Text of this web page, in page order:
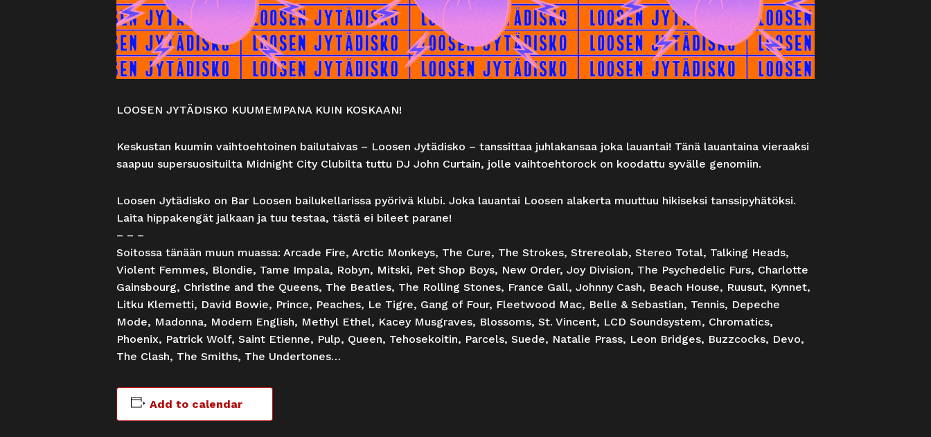
LOOSEN JYTÄDISKO KUUMEMPANA KUIN KOSKAAN!
Keskustan kuumin vaihtoehtoinen bailutaivas – Loosen Jytädisko – tanssittaa juhlakansaa joka lauantai! Tänä lauantaina vieraaksi
saapuu supersuosituilta Midnight City Clubilta tuttu DJ John Curtain, jolle vaihtoehtorock on koodattu syvälle genomiin.
Loosen Jytädisko on Bar Loosen bailukellarissa pyörivä klubi. Joka lauantai Loosen alakerta muuttuu hikiseksi tanssipyhätöksi.
Laita hippakengät jalkaan ja tuu testaa, tästä ei bileet parane!
– – –
Soitossa tänään muun muassa: Arcade Fire, Arctic Monkeys, The Cure, The Strokes, Strereolab, Stereo Total, Talking Heads,
Violent Femmes, Blondie, Tame Impala, Robyn, Mitski, Pet Shop Boys, New Order, Joy Division, The Psychedelic Furs, Charlotte
Gainsbourg, Christine and the Queens, The Beatles, The Rolling Stones, France Gall, Johnny Cash, Beach House, Ruusut, Kynnet,
Litku Klemetti, David Bowie, Prince, Peaches, Le Tigre, Gang of Four, Fleetwood Mac, Belle & Sebastian, Tennis, Depeche
Mode, Madonna, Modern English, Methyl Ethel, Kacey Musgraves, Blossoms, St. Vincent, LCD Soundsystem, Chromatics,
Phoenix, Patrick Wolf, Saint Etienne, Pulp, Queen, Tehosekoitin, Parcels, Suede, Natalie Prass, Leon Bridges, Buzzcocks, Devo,
The Clash, The Smiths, The Undertones…
Add to calendar